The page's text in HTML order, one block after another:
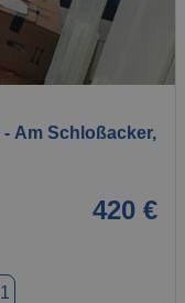
- Am Schloßacker,
420 €